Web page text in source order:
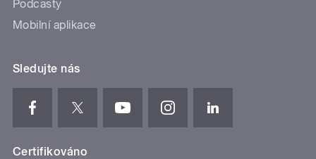
Podcasty
Mobilní aplikace
Sledujte nás
Certifikováno